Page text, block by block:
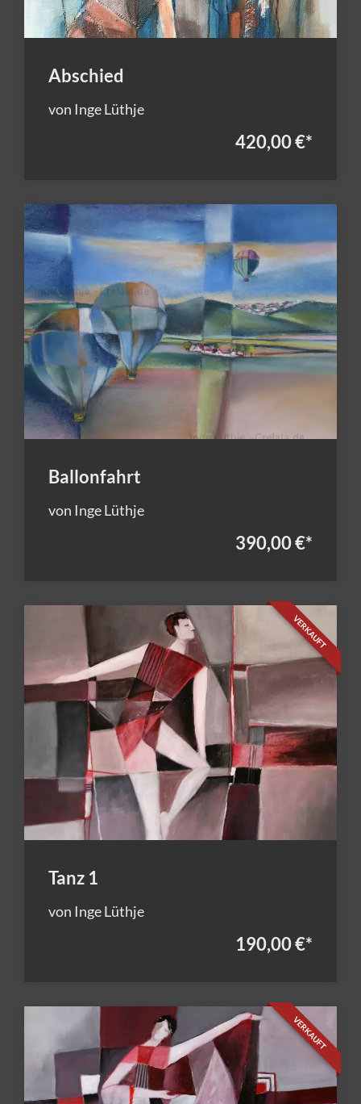
Abschied
von Inge Lüthje
420,00 €*
Ballonfahrt
von Inge Lüthje
390,00 €*
VERKAUFT
Tanz 1
von Inge Lüthje
190,00 €*
VERKAUFT